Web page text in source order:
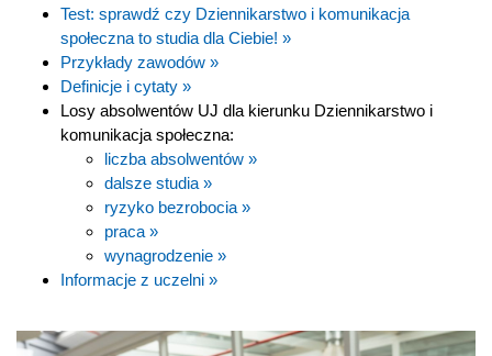
Test: sprawdź czy Dziennikarstwo i komunikacja
społeczna to studia dla Ciebie! »
Przykłady zawodów »
Definicje i cytaty »
Losy absolwentów UJ dla kierunku Dziennikarstwo i
komunikacja społeczna:
liczba absolwentów »
dalsze studia »
ryzyko bezrobocia »
praca »
wynagrodzenie »
Informacje z uczelni »